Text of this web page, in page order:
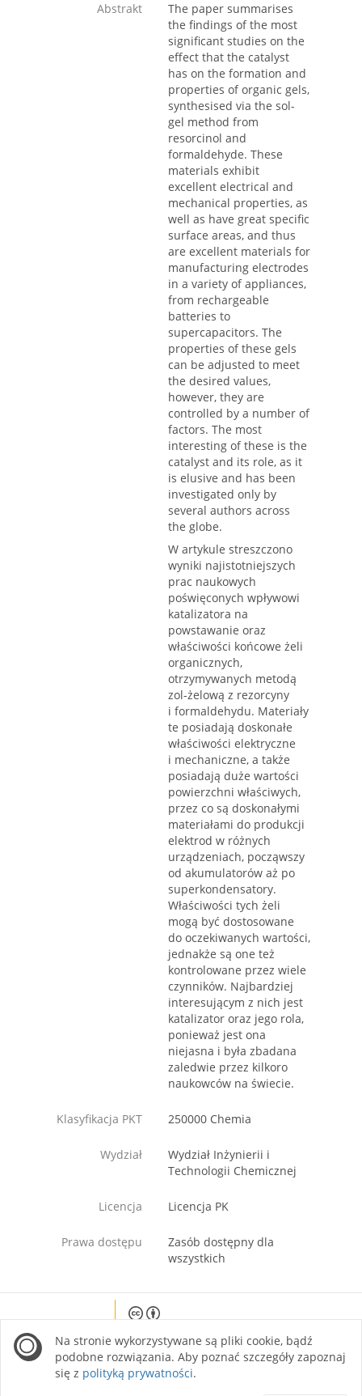
Abstrakt
The paper summarises
the findings of the most
significant studies on the
effect that the catalyst
has on the formation and
properties of organic gels,
synthesised via the sol-
gel method from
resorcinol and
formaldehyde. These
materials exhibit
excellent electrical and
mechanical properties, as
well as have great specific
surface areas, and thus
are excellent materials for
manufacturing electrodes
in a variety of appliances,
from rechargeable
batteries to
supercapacitors. The
properties of these gels
can be adjusted to meet
the desired values,
however, they are
controlled by a number of
factors. The most
interesting of these is the
catalyst and its role, as it
is elusive and has been
investigated only by
several authors across
the globe.
W artykule streszczono
wyniki najistotniejszych
prac naukowych
poświęconych wpływowi
katalizatora na
powstawanie oraz
właściwości końcowe żeli
organicznych,
otrzymywanych metodą
zol-żelową z rezorcyny
i formaldehydu. Materiały
te posiadają doskonałe
właściwości elektryczne
i mechaniczne, a także
posiadają duże wartości
powierzchni właściwych,
przez co są doskonałymi
materiałami do produkcji
elektrod w różnych
urządzeniach, począwszy
od akumulatorów aż po
superkondensatory.
Właściwości tych żeli
mogą być dostosowane
do oczekiwanych wartości,
jednakże są one też
kontrolowane przez wiele
czynników. Najbardziej
interesującym z nich jest
katalizator oraz jego rola,
ponieważ jest ona
niejasna i była zbadana
zaledwie przez kilkoro
naukowców na świecie.
Klasyfikacja PKT 250000 Chemia
Wydział
Wydział Inżynierii i
Technologii Chemicznej
Licencja Licencja PK
Prawa dostępu
Zasób dostępny dla
wszystkich
site is licensed under a Creative Commons
Attribution 4.0 International license.
Na stronie wykorzystywane są pliki cookie, bądź
podobne rozwiązania. Aby poznać szczegóły zapoznaj
się z polityką prywatności.